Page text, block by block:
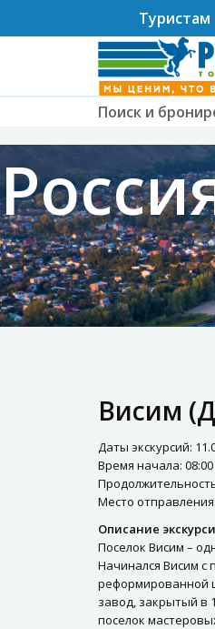
Туристам
Поиск и
Висим
Даты экскурсий:
Время начала: 08:00
Место
Описание
Поселок Висим –
Начинался Висим с
реформированной
завод, закрытый в
поселок